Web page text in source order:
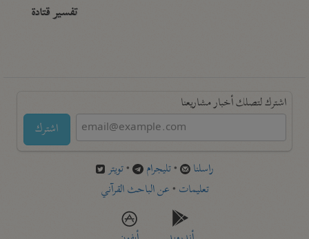
تفسير قتادة
اشترك لتصلك أخبار مشاريعنا
اشترك
راسلنا •تليجرام •تويتر
تعليمات •عن الباحث القرآني